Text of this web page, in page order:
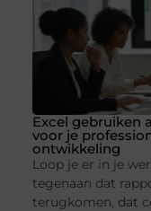
Excel gebruiken
voor je
ontwikkeling
Loop je er in je
tegenaan dat
terugkomen, dat